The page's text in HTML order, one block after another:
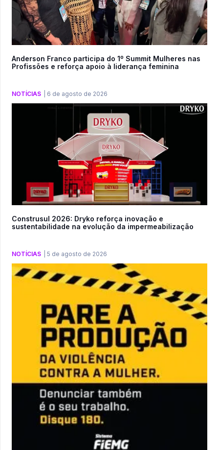
Anderson Franco participa do 1º Summit Mulheres nas
Profissões e reforça apoio à liderança feminina
NOTÍCIAS 6 de agosto de 2026
Construsul 2026: Dryko reforça inovação e
sustentabilidade na evolução da impermeabilização
NOTÍCIAS 5 de agosto de 2026